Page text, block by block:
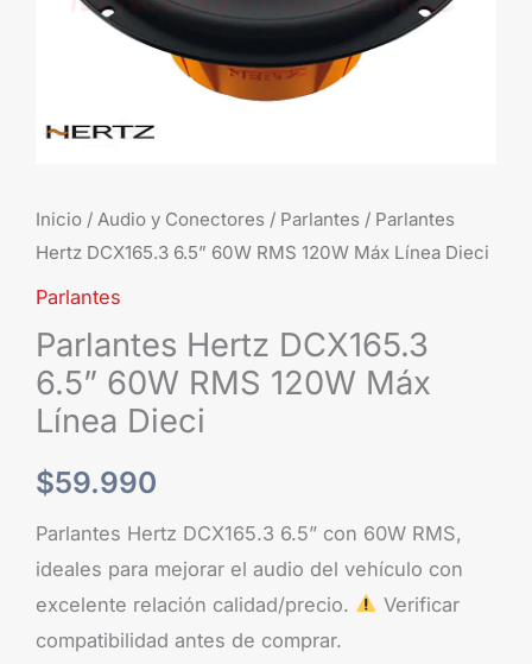
Inicio / Audio y Conectores / Parlantes / Parlantes
Hertz DCX165.3 6.5” 60W RMS 120W Máx Línea Dieci
Parlantes
Parlantes Hertz DCX165.3
6.5” 60W RMS 120W Máx
Línea Dieci
$59.990
Parlantes Hertz DCX165.3 6.5” con 60W RMS,
ideales para mejorar el audio del vehículo con
excelente relación calidad/precio.
Verificar
compatibilidad antes de comprar.